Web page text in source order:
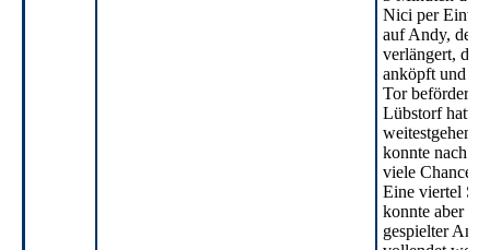
Nici per
auf Andy, der
verlängert,
anköpft und
Tor beförderte.
Lübstorf hatte
weitestgehend
konnte nach
viele Chancen
Eine viertel
konnte aber
gespielter